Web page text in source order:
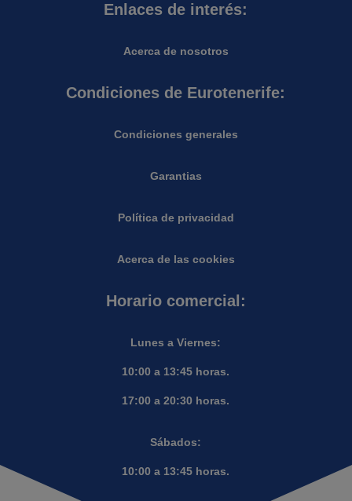
Enlaces de interés:
Acerca de nosotros
Condiciones de Eurotenerife:
Condiciones generales
Garantias
Política de privacidad
Acerca de las cookies
Horario comercial:
Lunes a Viernes:
10:00 a 13:45 horas.
17:00 a 20:30 horas.
Sábados:
10:00 a 13:45 horas.